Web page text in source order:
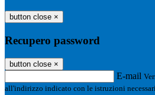
button close ×
Recupero password
button close ×
E-mail
all'indirizzo indicato con le istruzioni